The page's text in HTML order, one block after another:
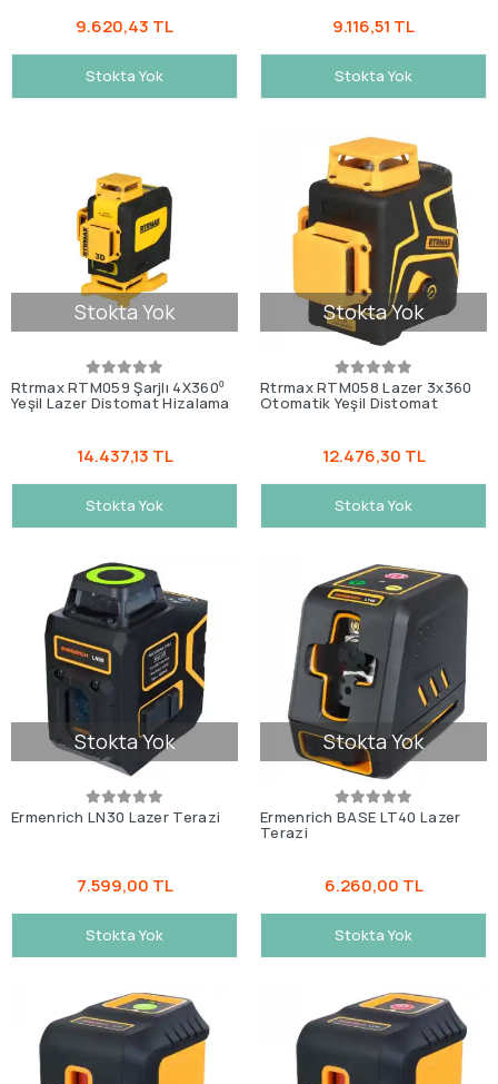
9.620,43 TL
Stokta Yok
9.116,51 TL
Stokta Yok
Stokta Yok
Rtrmax RTM059 Şarjlı 4X360⁰
Yeşil Lazer Distomat Hizalama
14.437,13 TL
Stokta Yok
Stokta Yok
Rtrmax RTM058 Lazer 3x360
Otomatik Yeşil Distomat
12.476,30 TL
Stokta Yok
Stokta Yok
Ermenrich LN30 Lazer Terazi
7.599,00 TL
Stokta Yok
Stokta Yok
Ermenrich BASE LT40 Lazer
Terazi
6.260,00 TL
Stokta Yok